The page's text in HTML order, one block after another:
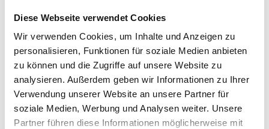
Diese Webseite verwendet Cookies
Wir verwenden Cookies, um Inhalte und Anzeigen zu
personalisieren, Funktionen für soziale Medien anbieten
zu können und die Zugriffe auf unsere Website zu
analysieren. Außerdem geben wir Informationen zu Ihrer
Verwendung unserer Website an unsere Partner für
soziale Medien, Werbung und Analysen weiter. Unsere
Partner führen diese Informationen möglicherweise mit
PRÄHISTORISCHE KRAFT- & KULTPLÄTZE IN
PARTSCHINS